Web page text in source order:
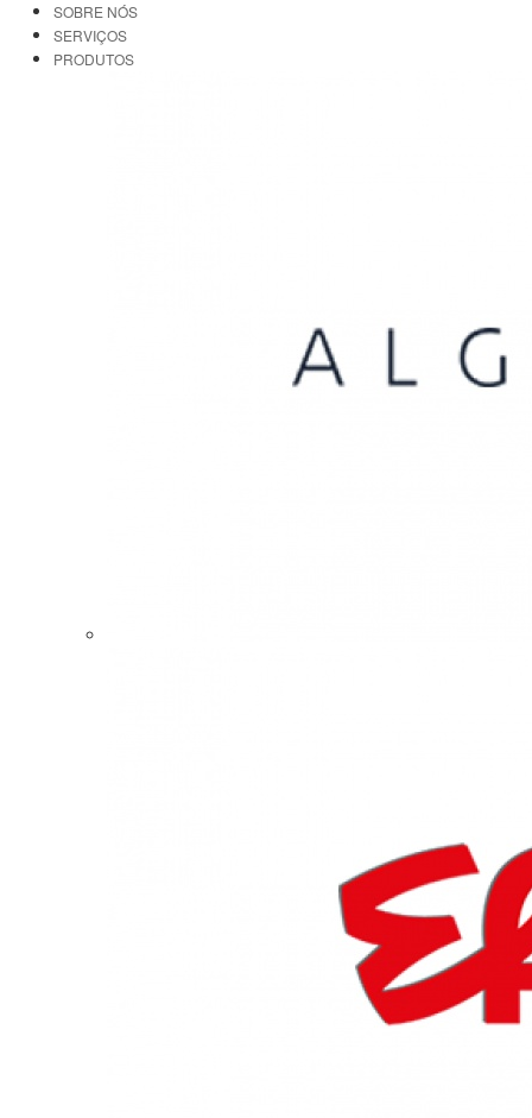
SOBRE NÓS
SERVIÇOS
PRODUTOS